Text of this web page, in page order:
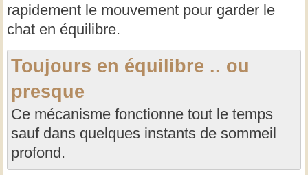
rapidement le mouvement pour garder le
chat en équilibre.
Toujours en équilibre .. ou
presque
Ce mécanisme fonctionne tout le temps
sauf dans quelques instants de sommeil
profond.